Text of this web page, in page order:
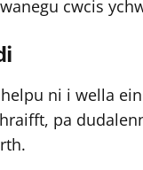
cwcis
ni i wella
pa